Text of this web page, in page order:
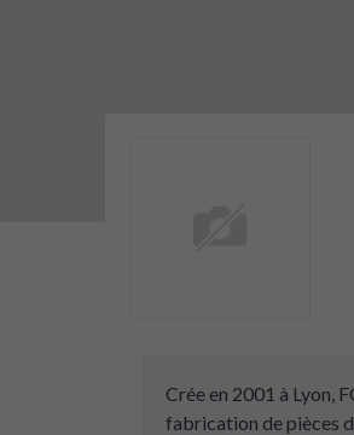
Crée en 2001 à Lyon,
fabrication de pièces